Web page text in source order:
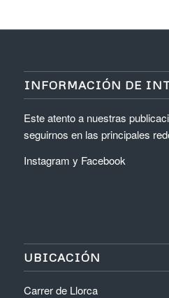
INFORMACIÓN DE
Este atento a nuestras
seguirnos en las principales
Instagram y Facebook
UBICACIÓN
Carrer de Llorca